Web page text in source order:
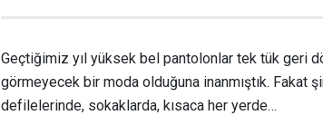
Geçtiğimiz yıl yüksek bel pantolonlar tek tük geri
görmeyecek bir moda olduğuna inanmıştık. Fakat
defilelerinde, sokaklarda, kısaca her yerde…